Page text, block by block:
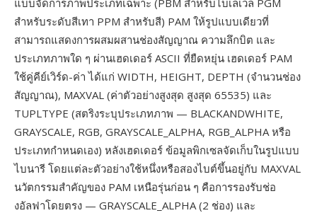
แบบจัดการภาพประเภทเฉพาะ (PBM สำหรับไบเลเวล PGM
สำหรับระดับสีเทา PPM สำหรับสี) PAM ให้รูปแบบเดียวที่
สามารถแสดงการผสมผสานช่องสัญญาณ ความลึกบิต และ
ประเภทภาพใด ๆ ผ่านเฮดเดอร์ ASCII ที่ยืดหยุ่น เฮดเดอร์ PAM
ใช้คู่คีย์เวิร์ด-ค่า ได้แก่ WIDTH, HEIGHT, DEPTH (จำนวนช่อง
สัญญาณ), MAXVAL (ค่าตัวอย่างสูงสุด สูงสุด 65535) และ
TUPLTYPE (สตริงระบุประเภทภาพ — BLACKANDWHITE,
GRAYSCALE, RGB, GRAYSCALE_ALPHA, RGB_ALPHA หรือ
ประเภทกำหนดเอง) หลังเฮดเดอร์ ข้อมูลพิกเซลจัดเก็บในรูปแบบ
ไบนารี โดยแต่ละตัวอย่างใช้หนึ่งหรือสองไบต์ขึ้นอยู่กับ MAXVAL
นวัตกรรมสำคัญของ PAM เหนือรุ่นก่อน ๆ คือการรองรับช่อ
งอัลฟาโดยตรง — GRAYSCALE_ALPHA (2 ช่อง) และ